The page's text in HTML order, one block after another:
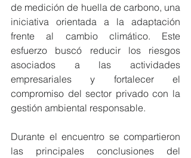
de medición de huella de carbono, una
iniciativa orientada a la adaptación
frente al cambio climático. Este
esfuerzo buscó reducir los riesgos
asociados a las actividades
empresariales y fortalecer el
compromiso del sector privado con la
gestión ambiental responsable.
Durante el encuentro se compartieron
las principales conclusiones del